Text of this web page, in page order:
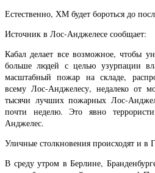
Естественно, ХМ будет бороться до
Источник в Лос-Анджелесе сообщает:
Кабал делает все возможное, чтобы
больше людей с целью узурпации
масштабный пожар на складе,
всему Лос-Анджелесу, недалеко от
тысячи лучших пожарных Лос-
почти неделю. Это явно
Анджелес.
Уличные столкновения происходят и в
В среду утром в Берлине,